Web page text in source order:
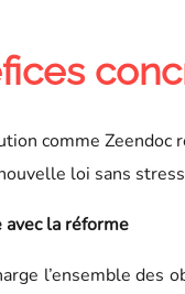
comme
loi sans
la réforme
l’ensemble